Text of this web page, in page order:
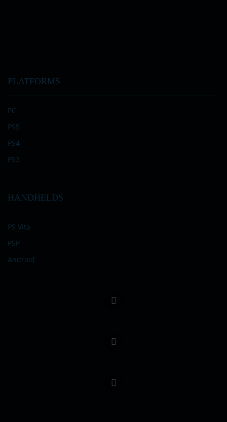
PLATFORMS
PC
PS5
PS4
PS3
HANDHELDS
PS Vita
PSP
Android